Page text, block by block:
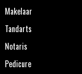
Makelaar
Tandarts
Notaris
Pedicure